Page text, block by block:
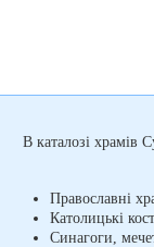
В каталозі храмів
Православні
Католицькі
Синагоги,